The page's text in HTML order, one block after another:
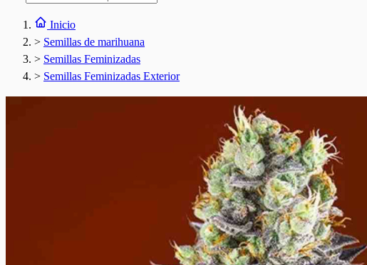
Inicio
> Semillas de marihuana
> Semillas Feminizadas
> Semillas Feminizadas Exterior